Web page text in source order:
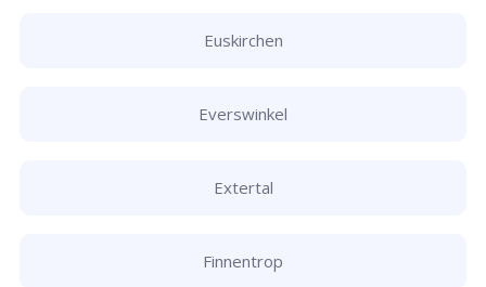
Euskirchen
Everswinkel
Extertal
Finnentrop